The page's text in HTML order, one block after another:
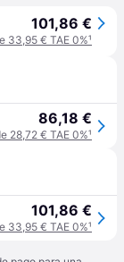
101,86 €
33,95 € TAE 0%¹
86,18 €
28,72 € TAE 0%¹
101,86 €
33,95 € TAE 0%¹